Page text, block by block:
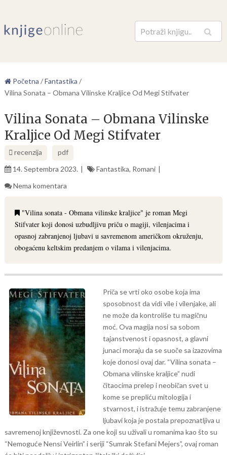
Pretraga
Početna /Fantastika /
Vilina Sonata – Obmana Vilinske Kraljice Od Megi Stifvater
Vilina Sonata – Obmana Vilinske
Kraljice Od Megi Stifvater
recenzija
pdf
14. Septembra 2023.
Fantastika, Romani
Nema komentara
"Vilina sonata - Obmana vilinske kraljice" je roman Megi
Stifvater koji donosi uzbudljivu priču o magiji, vilenjacima i
opasnoj zabranjenoj ljubavi u savremenom američkom okruženju,
obogaćenu keltskim predanjem o vilama i vilenjacima.
Priča se vrti oko osobe koja ima
sposobnost da vidi vile i vilenjake, ali
ne može da kontroliše tu magičnu
moć. Ova magija nosi sa sobom
tajanstvenost i opasnost, a glavni
junaci moraju da se suoče sa izazovima
koje donosi ovaj dar. “Vilina sonata –
Obmana vilinske kraljice” nudi
čitaocima prelep i neobičan svet u
kome se prepliću mitologija i
stvarnost, i istražuje temu zabranjene
ljubavi koja je postala prepoznatljiva u
savremenoj književnosti. Za one koji su uživali u romanima kao što su
“Nemoguće Nensi Veirlin” i seriji “Sumrak Stefani Mejers”, ovaj roman